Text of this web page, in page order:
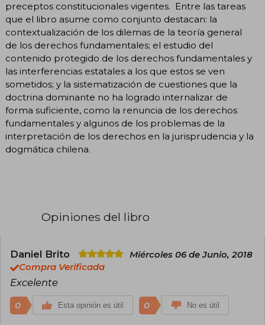
preceptos constitucionales vigentes. Entre las tareas
que el libro asume como conjunto destacan: la
contextualización de los dilemas de la teoría general
de los derechos fundamentales; el estudio del
contenido protegido de los derechos fundamentales y
las interferencias estatales a los que estos se ven
sometidos; y la sistematización de cuestiones que la
doctrina dominante no ha logrado internalizar de
forma suficiente, como la renuncia de los derechos
fundamentales y algunos de los problemas de la
interpretación de los derechos en la jurisprudencia y la
dogmática chilena.
Opiniones del libro
Daniel Brito
Miércoles 06 de Junio, 2018
Compra Verificada
Excelente
0 Esta opinión es útil 0 No es útil